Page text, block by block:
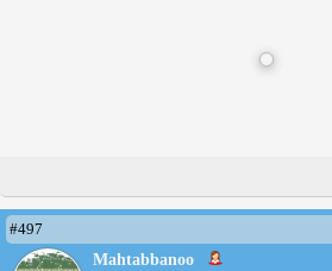
#497
Mahtabbanoo